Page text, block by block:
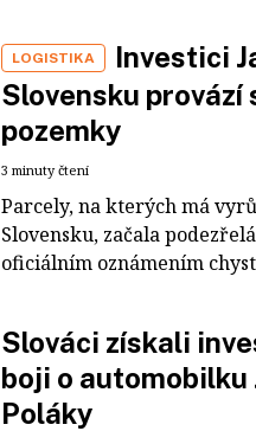
LOGISTIKA
Investici
Slovensku provází
pozemky
3 minuty čtení
Parcely, na kterých má
Slovensku, začala
oficiálním oznámením
Slováci získali
boji o
Poláky